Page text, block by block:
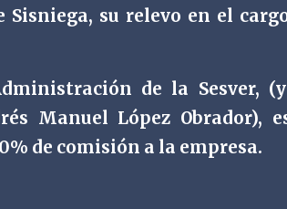
Sisniega, su relevo en el
de la Sesver,
Manuel López Obrador),
de comisión a la empresa.